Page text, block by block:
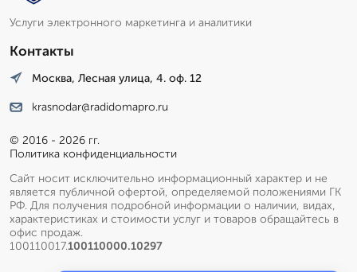
Услуги электронного маркетинга и аналитики
Контакты
Москва, Лесная улица, 4. оф. 12
krasnodar@radidomapro.ru
© 2016 - 2026 гг.
Политика конфиденциальности
Сайт носит исключительно информационный характер и не
является публичной офертой, определяемой положениями ГК
РФ. Для получения подробной информации о наличии, видах,
характеристиках и стоимости услуг и товаров обращайтесь в
офис продаж.
100110017.100110000.10297